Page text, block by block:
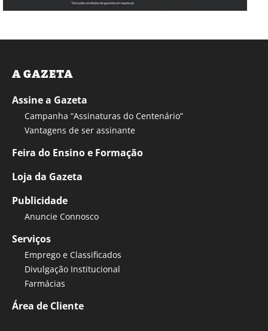
A GAZETA
Assine a Gazeta
Campanha “Assinaturas do Centenário”
Vantagens de ser assinante
Feira do Ensino e Formação
Loja da Gazeta
Publicidade
Anuncie Connosco
Serviços
Emprego e Classificados
Divulgação Institucional
Farmácias
Área de Cliente